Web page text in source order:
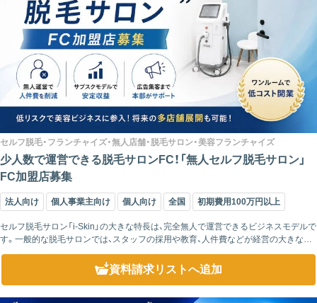
セルフ脱毛・フランチャイズ・無人店舗・脱毛サロン・美容フランチャイズ
少人数で運営できる脱毛サロンFC！「無人セルフ脱毛サロン」
FC加盟店募集
法人向け 個人事業主向け 個人向け 全国 初期費用100万円以上
セルフ脱毛サロン「i-Skin」の大きな特長は、完全無人で運営できるビジネスモデルで
す。一般的な脱毛サロンでは、スタッフの採用や教育、人件費などが経営の大きな負
資料請求リストへ追加